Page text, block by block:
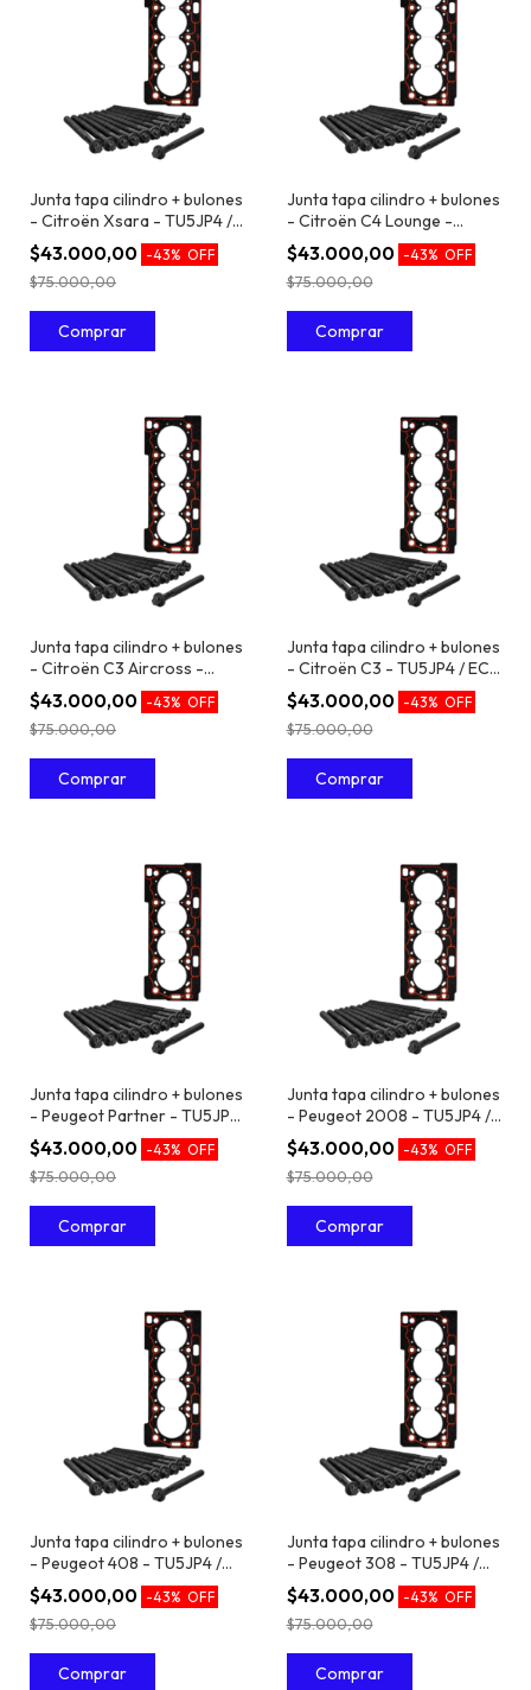
Junta tapa cilindro + bulones
- Citroën Xsara - TU5JP4 /
EC5 1.6 16V
$43.000,00 -43% OFF
$75.000,00
Junta tapa cilindro + bulones
- Citroën C4 Lounge -
TU5JP4 / EC5 1.6 16V
$43.000,00 -43% OFF
$75.000,00
Junta tapa cilindro + bulones
- Citroën C3 Aircross -
TU5JP4 / EC5 1.6 16V
$43.000,00 -43% OFF
$75.000,00
Junta tapa cilindro + bulones
- Citroën C3 - TU5JP4 / EC5
1.6 16V
$43.000,00 -43% OFF
$75.000,00
Junta tapa cilindro + bulones
- Peugeot Partner - TU5JP4
/ EC5 1.6 16V
$43.000,00 -43% OFF
$75.000,00
Junta tapa cilindro + bulones
- Peugeot 2008 - TU5JP4 /
EC5 1.6 16V
$43.000,00 -43% OFF
$75.000,00
Junta tapa cilindro + bulones
- Peugeot 408 - TU5JP4 /
EC5 1.6 16V
$43.000,00 -43% OFF
$75.000,00
Junta tapa cilindro + bulones
- Peugeot 308 - TU5JP4 /
EC5 1.6 16V
$43.000,00 -43% OFF
$75.000,00